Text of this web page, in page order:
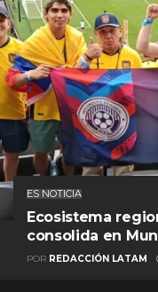
ES NOTICIA
Ecosistema
consolida en
POR REDACCIÓN LATAM